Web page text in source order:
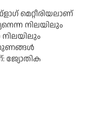
മെറ്റീരിയലാണ്
നിലയിലും
നിലയിലും
ജ്യോതിക